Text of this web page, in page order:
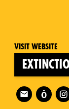
Visit website
Follow XR